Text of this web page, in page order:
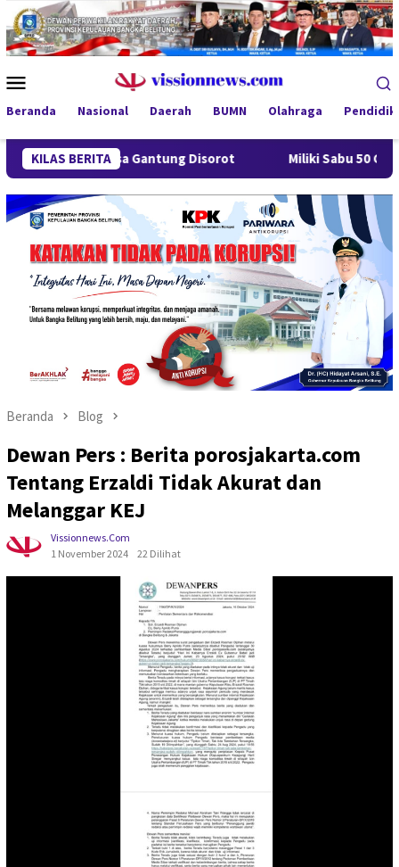
Loncat
ke
konten
Mobile
Beranda Nasional Daerah BUMN Olahraga
KILAS BERITA
Desa Gantung Disorot Miliki Sabu 50 Gram, IRT di
Beranda Blog
Dewan Pers : Berita porosjakarta.com
Tentang Erzaldi Tidak Akurat dan
Melanggar KEJ
Vissionnews.com
1 November 2024
22 Dilihat